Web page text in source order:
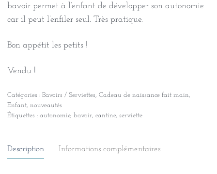
bavoir permet à l’enfant de développer son autonomie
car il peut l’enfiler seul. Très pratique.
Bon appétit les petits !
Vendu !
Catégories : Bavoirs / Serviettes, Cadeau de naissance fait main,
Enfant, nouveautés
Étiquettes : autonomie, bavoir, cantine, serviette
Description Informations complémentaires